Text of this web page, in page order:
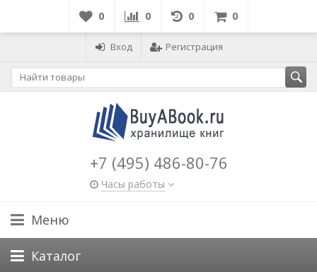
0 0 0 0
Вход Регистрация
+7 (495) 486-80-76
Часы работы
Меню
Каталог